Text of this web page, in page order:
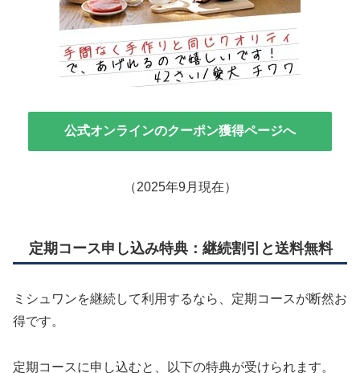
公式オンラインのクーポン獲得ページへ
（2025年9月現在）
定期コース申し込み特典：継続割引と送料無料
ミシュワンを継続して利用するなら、定期コースが断然お
得です。
定期コースに申し込むと、以下の特典が受けられます。